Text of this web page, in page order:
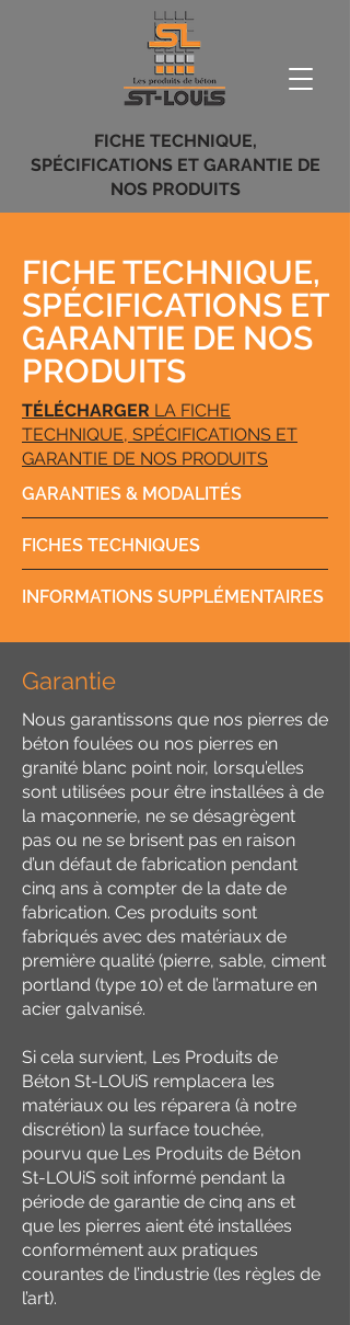
FICHE TECHNIQUE,
SPÉCIFICATIONS ET GARANTIE DE
NOS PRODUITS
FICHE TECHNIQUE,
SPÉCIFICATIONS ET
GARANTIE DE NOS
PRODUITS
TÉLÉCHARGER LA FICHE
TECHNIQUE, SPÉCIFICATIONS ET
GARANTIE DE NOS PRODUITS
GARANTIES & MODALITÉS
FICHES TECHNIQUES
INFORMATIONS SUPPLÉMENTAIRES
Garantie
Nous garantissons que nos pierres de
béton foulées ou nos pierres en
granité blanc point noir, lorsqu’elles
sont utilisées pour être installées à de
la maçonnerie, ne se désagrègent
pas ou ne se brisent pas en raison
d’un défaut de fabrication pendant
cinq ans à compter de la date de
fabrication. Ces produits sont
fabriqués avec des matériaux de
première qualité (pierre, sable, ciment
portland (type 10) et de l’armature en
acier galvanisé.
Si cela survient, Les Produits de
Béton St-LOUiS remplacera les
matériaux ou les réparera (à notre
discrétion) la surface touchée,
pourvu que Les Produits de Béton
St-LOUiS soit informé pendant la
période de garantie de cinq ans et
que les pierres aient été installées
conformément aux pratiques
courantes de l’industrie (les règles de
l’art).